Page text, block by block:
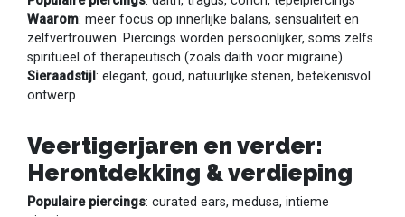
Waarom: meer focus op innerlijke balans, sensualiteit en
zelfvertrouwen. Piercings worden persoonlijker, soms zelfs
spiritueel of therapeutisch (zoals daith voor migraine).
Sieraadstijl : elegant, goud, natuurlijke stenen, betekenisvol
ontwerp
Veertigerjaren en verder:
Herontdekking & verdieping
Populaire piercings: curated ears, medusa, intieme